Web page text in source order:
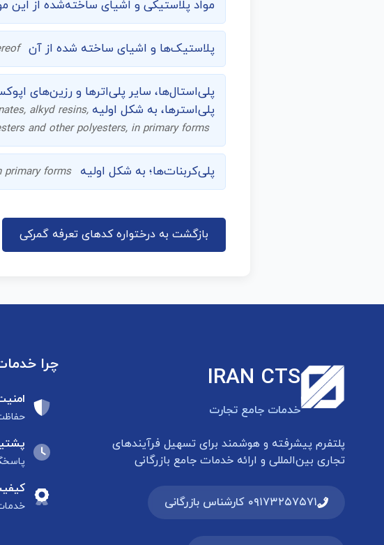
مواد پلاستیکی و اشیای ساخته‌شده از این
پلاستیک‌ها و اشیای ساخته شده از آن
پلی‌استال‌ها، سایر پلی‌اترها و رزین‌های
پلی‌استرها، به شکل اولیه alkyd resins,
and other polyesters, in primary forms
پلی‌کربنات‌ها؛ به شکل اولیه primary forms
بازگشت به درختواره کدهای تعرفه گمرکی
IRAN CTS
خدمات جامع تجارت
پلتفرم پیشرفته و هوشمند برای تسهیل فرآیندهای
تجاری بین‌المللی و ارائه خدمات جامع بازرگانی
۰۹۱۷۳۲۵۷۵۷۱ کارشناس بازرگانی
چرا